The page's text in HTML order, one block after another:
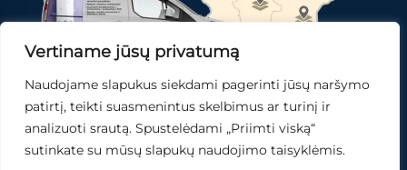
Vertiname jūsų privatumą
Naudojame slapukus siekdami pagerinti jūsų naršymo
patirtį, teikti suasmenintus skelbimus ar turinį ir
analizuoti srautą. Spustelėdami „Priimti viską“
sutinkate su mūsų slapukų naudojimo taisyklėmis.
Registruotis paslaugai Gauti pasiūlymą